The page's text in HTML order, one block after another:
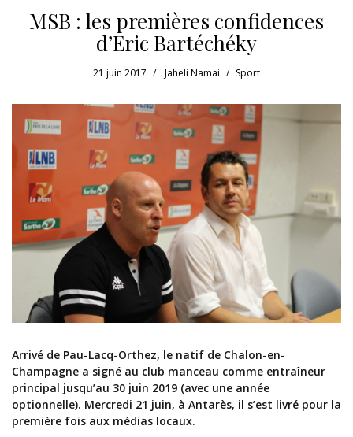
MSB : les premières confidences
d’Eric Bartéchéky
21 juin 2017 Jaheli Namai Sport
Arrivé de Pau-Lacq-Orthez, le natif de Chalon-en-
Champagne a signé au club manceau comme entraîneur
principal jusqu’au 30 juin 2019 (avec une année
optionnelle). Mercredi 21 juin, à Antarès, il s’est livré pour la
première fois aux médias locaux.